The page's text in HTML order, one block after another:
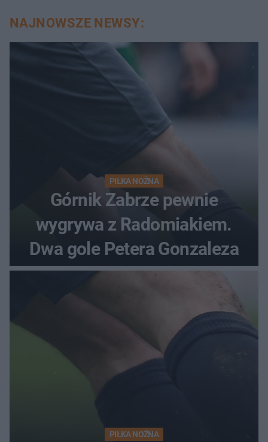
NAJNOWSZE NEWSY:
PIŁKA NOŻNA
Górnik Zabrze pewnie
wygrywa z Radomiakiem.
Dwa gole Petera Gonzaleza
PIŁKA NOŻNA